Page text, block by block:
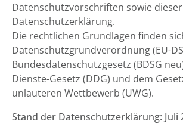
Datenschutzvorschriften sowie dieser
Datenschutzerklärung.
Die rechtlichen Grundlagen finden
Datenschutzgrundverordnung (EU-
Bundesdatenschutzgesetz (BDSG
Dienste-Gesetz (DDG) und dem
unlauteren Wettbewerb (UWG).
Stand der Datenschutzerklärung: Juli